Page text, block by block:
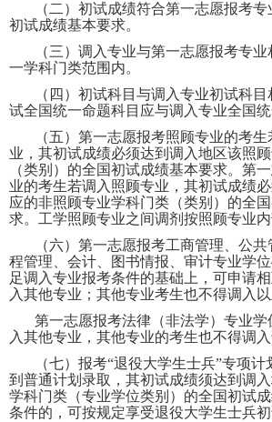
（二）初试成绩符合第一志愿报考
初试成绩基本要求。
（三）调入专业与第一志愿报考专
一学科门类范围内。
（四）初试科目与调入专业初试科
试全国统一命题科目应与调入专业全国统
（五）第一志愿报考照顾专业的考
业，其初试成绩必须达到调入地区该照
（类别）的全国初试成绩基本要求。第
业的考生若调入照顾专业，其初试成绩
应的非照顾专业学科门类（类别）的全
求。工学照顾专业之间调剂按照顾专业内
（六）第一志愿报考工商管理、公
程管理、会计、图书情报、审计专业学
足调入专业报考条件的基础上，可申请
入其他专业；其他专业考生也不得调入以
第一志愿报考法律（非法学）专业学
入其他专业，其他专业的考生也不得调入
（七）报考“退役大学生士兵”专项
到普通计划录取，其初试成绩须达到调
学科门类（专业学位类别）的全国初试
条件的，可按规定享受退役大学生士兵初